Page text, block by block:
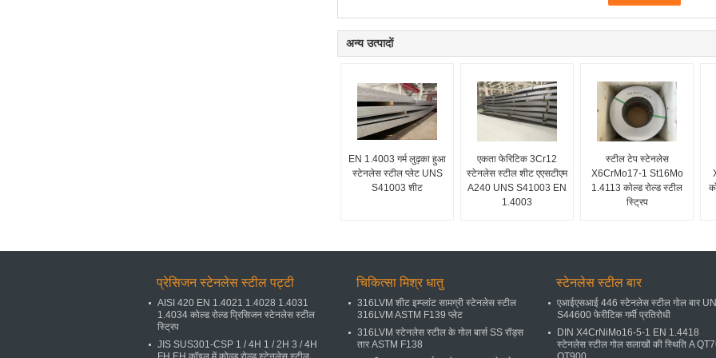
अन्य उत्पादों
EN 1.4003 गर्म लुढ़का हुआ
स्टेनलेस स्टील प्लेट UNS
S41003 शीट
एकता फेरिटिक 3Cr12
स्टेनलेस स्टील शीट एएसटीएम
A240 UNS S41003 EN
1.4003
स्टील टेप स्टेनलेस
X6CrMo17-1 St16Mo
1.4113 कोल्ड रोल्ड स्टील
स्ट्रिप
प्रेसिजन स्टेनलेस स्टील पट्टी
AISI 420 EN 1.4021 1.4028 1.4031
1.4034 कोल्ड रोल्ड प्रिसिजन स्टेनलेस स्टील
स्ट्रिप
JIS SUS301-CSP 1 / 4H 1 / 2H 3 / 4H
चिकित्सा मिश्र धातु
316LVM शीट इम्प्लांट सामग्री स्टेनलेस स्टील
316LVM ASTM F139 प्लेट
316LVM स्टेनलेस स्टील के गोल बार्स SS रॉड्स
तार ASTM F138
स्टेनलेस स्टील बार
एआईएसआई 446 स्टेनलेस स्टील गोल बार
S44600 फेरीटिक गर्मी प्रतिरोधी
DIN X4CrNiMo16-5-1 EN 1.4418
स्टेनलेस स्टील गोल सलाखों की स्थिति A